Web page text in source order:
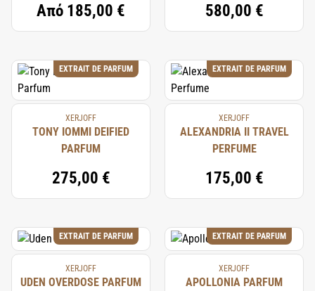
Από 185,00 € 580,00 €
EXTRAIT DE PARFUM
XERJOFF
TONY IOMMI DEIFIED
PARFUM
275,00 €
EXTRAIT DE PARFUM
XERJOFF
ALEXANDRIA II TRAVEL
PERFUME
175,00 €
EXTRAIT DE PARFUM
XERJOFF
UDEN OVERDOSE PARFUM
EXTRAIT DE PARFUM
XERJOFF
APOLLONIA PARFUM